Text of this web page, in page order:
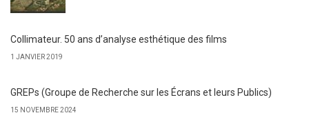
Collimateur. 50 ans d’analyse esthétique des films
1 JANVIER 2019
GREPs (Groupe de Recherche sur les Écrans et leurs Publics)
15 NOVEMBRE 2024